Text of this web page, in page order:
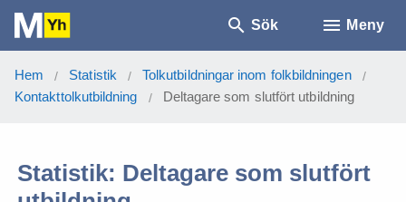
Sök Meny
Hem / Statistik / Tolkutbildningar inom folkbildningen /
Kontakttolkutbildning / Deltagare som slutfört utbildning
Statistik: Deltagare som slutfört